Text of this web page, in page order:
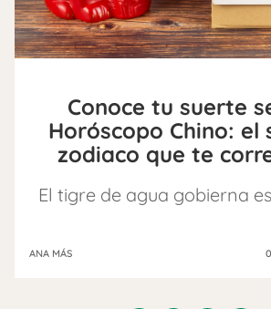
Conoce tu suerte
Horóscopo Chino: el
zodiaco que te
El tigre de agua gobierna
ANA MÁS